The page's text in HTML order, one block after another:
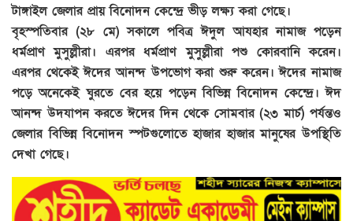
টাঙ্গাইল জেলার প্রায় বিনোদন কেন্দ্রে ভীড় লক্ষ্য করা গেছে।
বৃহস্পতিবার (২৮ মে) সকালে পবিত্র ঈদুল আযহার নামাজ পড়েন
ধর্মপ্রাণ মুসুল্লীরা। এরপর ধর্মপ্রাণ মুসুল্লীরা পশু কোরবানি করেন।
এরপর থেকেই ঈদের আনন্দ উপভোগ করা শুরু করেন। ঈদের নামাজ
পড়ে অনেকেই ঘুরতে বের হয়ে পড়েন বিভিন্ন বিনোদন কেন্দ্রে। ঈদ
আনন্দ উদযাপন করতে ঈদের দিন থেকে সোমবার (২৩ মার্চ) পর্যন্তও
জেলার বিভিন্ন বিনোদন স্পটগুলোতে হাজার হাজার মানুষের উপস্থিতি
দেখা গেছে।